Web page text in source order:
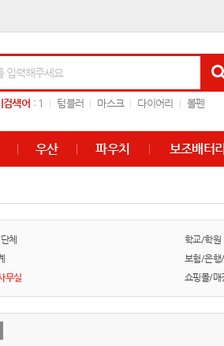
색어 : 1 텀블러 마스크 다이어리 볼펜
우산 파우치 보조배터리
체 학교/학원
보험/은행
무실
쇼핑몰/매